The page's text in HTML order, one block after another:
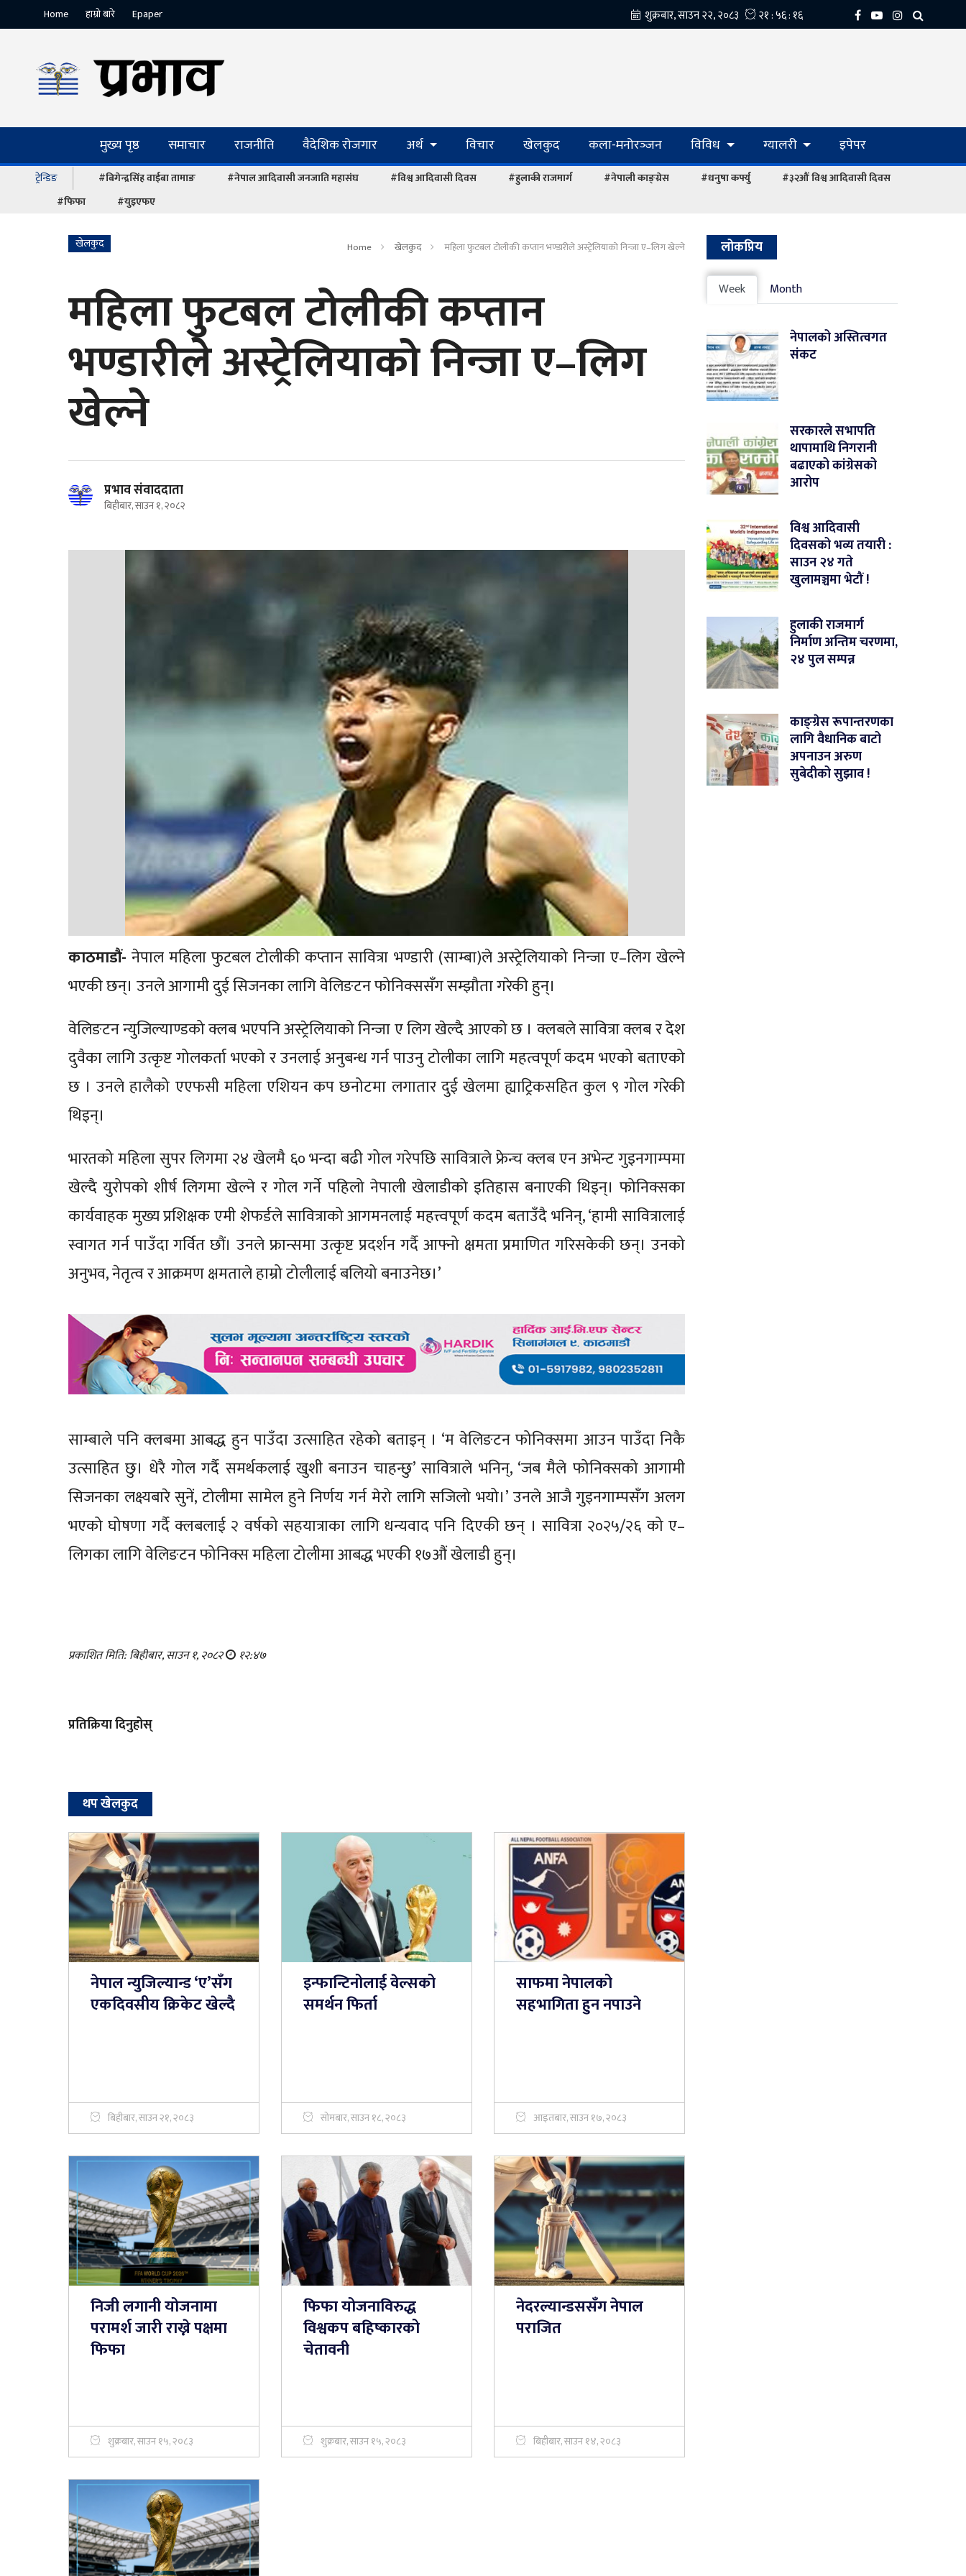
Home हाम्रो बारे Epaper
मुख्य पृष्ठ समाचार राजनीति वैदेशिक रोजगार अर्थ विचार खेलकुद कला-मनोरञ्‍जन विविध ग्यालरी इपेपर
ट्रेन्डिङ #बिगेन्द्रसिंह वाईबा तामाङ #नेपाल आदिवासी जनजाति महासंघ #विश्व आदिवासी दिवस #हुलाकी राजमार्ग #नेपाली काङ्ग्रेस #धनुषा कर्फ्यु
#३२औं विश्व आदिवासी दिवस
#फिफा
#युइएफए
खेलकुद Home खेलकुद महिला फुटबल टोलीकी कप्तान भण्डारीले अस्ट्रेलियाको निन्जा ए–लिग खेल्ने
महिला फुटबल टोलीकी कप्तान
भण्डारीले अस्ट्रेलियाको निन्जा ए–लिग
खेल्ने
प्रभाव संवाददाता
बिहीबार, साउन १, २०८२
काठमाडौं- नेपाल महिला फुटबल टोलीकी कप्तान सावित्रा भण्डारी (साम्बा)ले अस्ट्रेलियाको निन्जा ए–लिग खेल्ने
भएकी छन्। उनले आगामी दुई सिजनका लागि वेलिङटन फोनिक्ससँग सम्झौता गरेकी हुन्।
वेलिङटन न्युजिल्याण्डको क्लब भएपनि अस्ट्रेलियाको निन्जा ए लिग खेल्दै आएको छ । क्लबले सावित्रा क्लब र देश
दुवैका लागि उत्कृष्ट गोलकर्ता भएको र उनलाई अनुबन्ध गर्न पाउनु टोलीका लागि महत्वपूर्ण कदम भएको बताएको
छ । उनले हालैको एएफसी महिला एशियन कप छनोटमा लगातार दुई खेलमा ह्याट्रिकसहित कुल ९ गोल गरेकी
थिइन्।
भारतको महिला सुपर लिगमा २४ खेलमै ६० भन्दा बढी गोल गरेपछि सावित्राले फ्रेन्च क्लब एन अभेन्ट गुइनगाम्पमा
खेल्दै युरोपको शीर्ष लिगमा खेल्ने र गोल गर्ने पहिलो नेपाली खेलाडीको इतिहास बनाएकी थिइन्। फोनिक्सका
कार्यवाहक मुख्य प्रशिक्षक एमी शेफर्डले सावित्राको आगमनलाई महत्त्वपूर्ण कदम बताउँदै भनिन्, ‘हामी सावित्रालाई
स्वागत गर्न पाउँदा गर्वित छौं। उनले फ्रान्समा उत्कृष्ट प्रदर्शन गर्दै आफ्नो क्षमता प्रमाणित गरिसकेकी छन्। उनको
अनुभव, नेतृत्व र आक्रमण क्षमताले हाम्रो टोलीलाई बलियो बनाउनेछ।’
साम्बाले पनि क्लबमा आबद्ध हुन पाउँदा उत्साहित रहेको बताइन् । ‘म वेलिङटन फोनिक्समा आउन पाउँदा निकै
उत्साहित छु। धेरै गोल गर्दै समर्थकलाई खुशी बनाउन चाहन्छु’ सावित्राले भनिन्, ‘जब मैले फोनिक्सको आगामी
सिजनका लक्ष्यबारे सुनें, टोलीमा सामेल हुने निर्णय गर्न मेरो लागि सजिलो भयो।’ उनले आजै गुइनगाम्पसँग अलग
भएको घोषणा गर्दै क्लबलाई २ वर्षको सहयात्राका लागि धन्यवाद पनि दिएकी छन् । सावित्रा २०२५/२६ को ए–
लिगका लागि वेलिङटन फोनिक्स महिला टोलीमा आबद्ध भएकी १७औं खेलाडी हुन्।
प्रकाशित मिति: बिहीबार, साउन १, २०८२ १२:४७
प्रतिक्रिया दिनुहोस्
थप खेलकुद
नेपाल न्युजिल्यान्ड ‘ए’सँग
एकदिवसीय क्रिकेट खेल्दै
बिहीबार, साउन २१, २०८३
इन्फान्टिनोलाई वेल्सको
समर्थन फिर्ता
सोमबार, साउन १८, २०८३
साफमा नेपालको
सहभागिता हुन नपाउने
आइतबार, साउन १७, २०८३
निजी लगानी योजनामा
परामर्श जारी राख्ने पक्षमा
फिफा
शुक्रबार, साउन १५, २०८३
फिफा योजनाविरुद्ध
विश्वकप बहिष्कारको
चेतावनी
शुक्रबार, साउन १५, २०८३
नेदरल्यान्डससँग नेपाल
पराजित
बिहीबार, साउन १४, २०८३
लोकप्रिय
Week Month
नेपालको अस्तित्वगत
संकट
सरकारले सभापति
थापामाथि निगरानी
बढाएको कांग्रेसको
आरोप
विश्व आदिवासी
दिवसको भव्य तयारी :
साउन २४ गते
खुलामञ्चमा भेटौं !
हुलाकी राजमार्ग
निर्माण अन्तिम चरणमा,
२४ पुल सम्पन्न
काङ्ग्रेस रूपान्तरणका
लागि वैधानिक बाटो
अपनाउन अरुण
सुबेदीको सुझाव !